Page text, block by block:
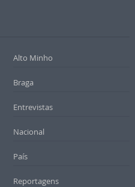
Alto Minho
Braga
Entrevistas
Nacional
País
Reportagens